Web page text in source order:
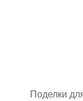
Поделки